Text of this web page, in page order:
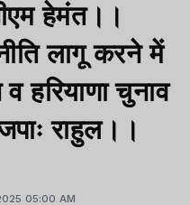
हेमंत।।
लागू करने में
हरियाणा चुनाव
राहुल।।
05:00 AM